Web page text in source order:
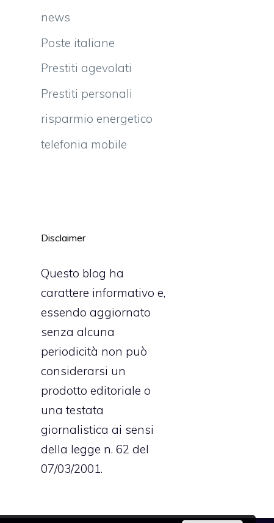
news
Poste italiane
Prestiti agevolati
Prestiti personali
risparmio energetico
telefonia mobile
Disclaimer
Questo blog ha
carattere informativo e,
essendo aggiornato
senza alcuna
periodicità non può
considerarsi un
prodotto editoriale o
una testata
giornalistica ai sensi
della legge n. 62 del
07/03/2001.